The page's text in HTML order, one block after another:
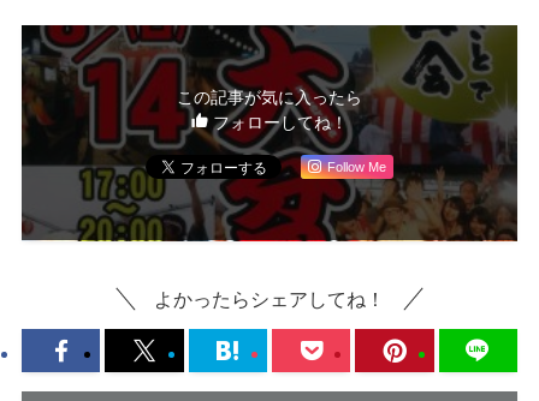
この記事が気に入ったら
フォローしてね！
Follow Me
よかったらシェアしてね！